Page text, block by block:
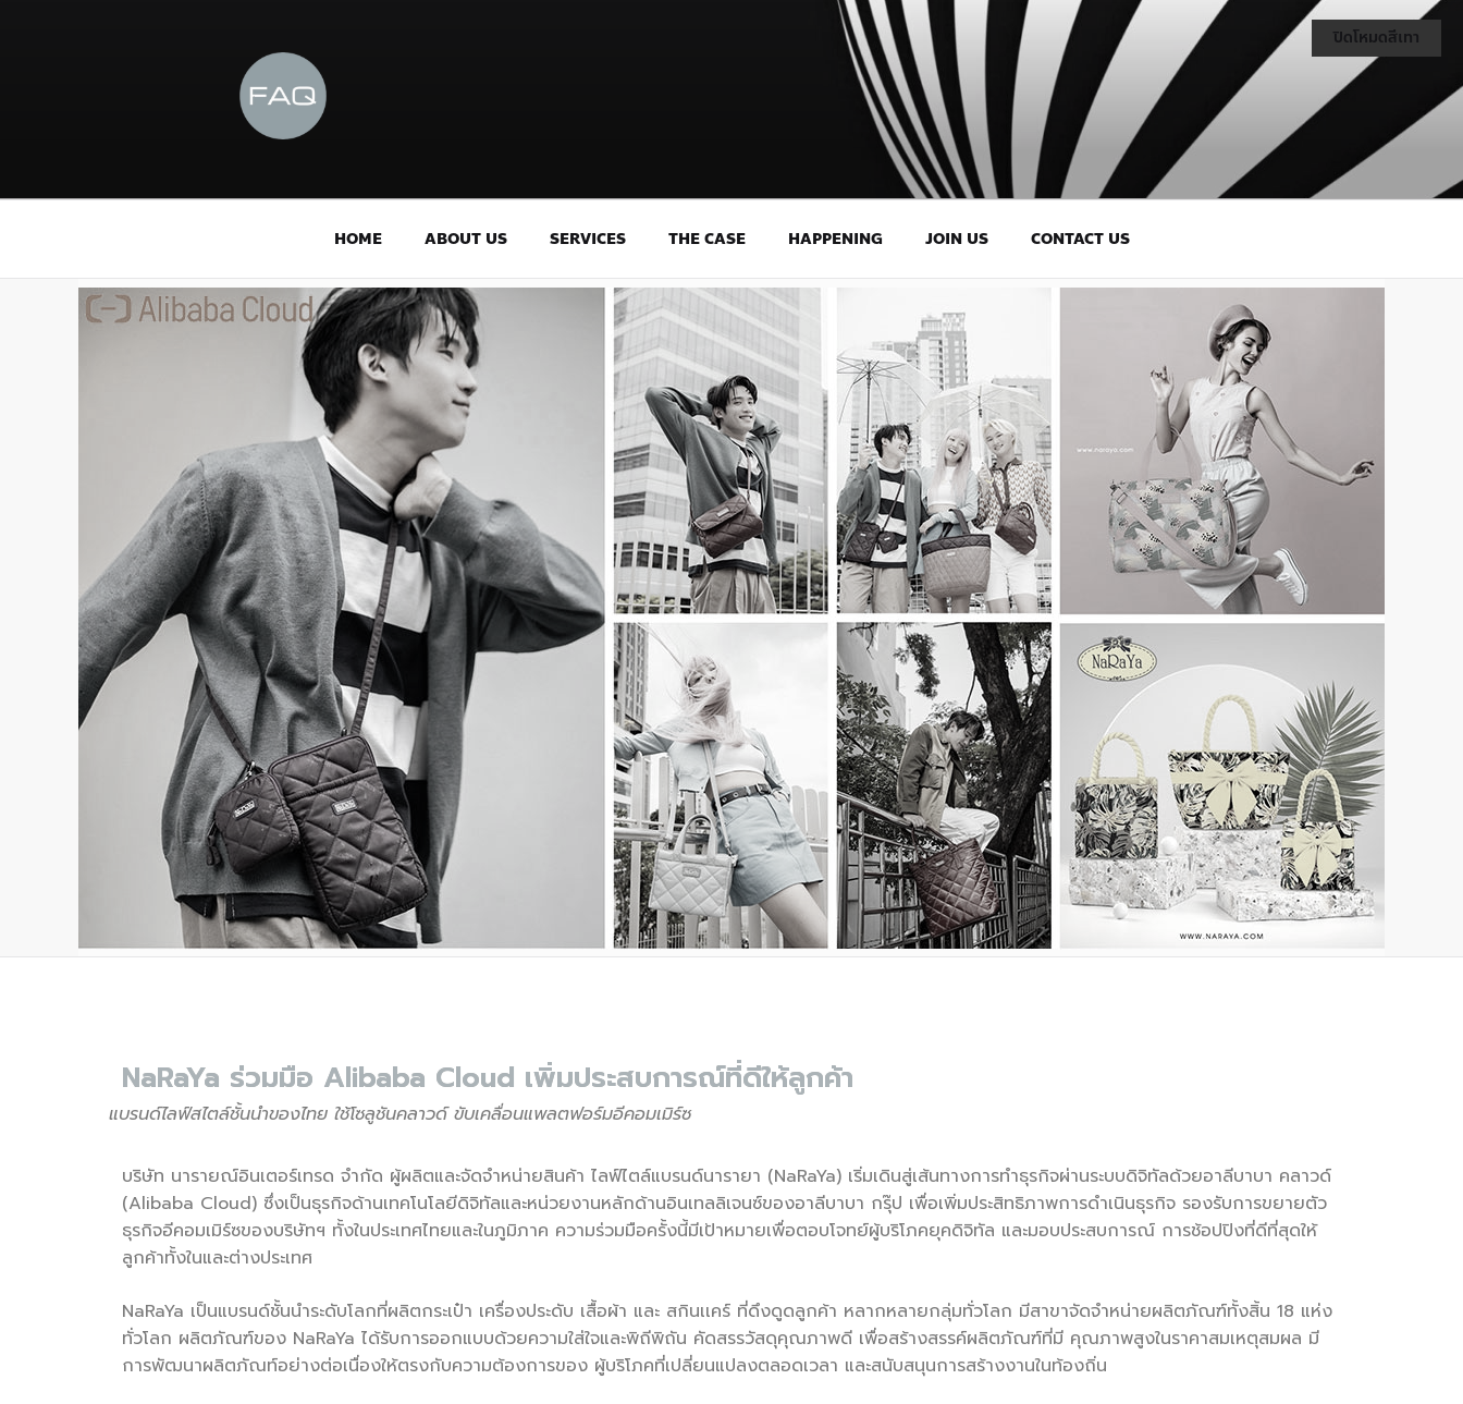
HOME ABOUT US SERVICES THE CASE HAPPENING JOIN US CONTACT US
NaRaYa ร่วมมือ Alibaba Cloud เพิ่มประสบการณ์ที่ดีให้ลูกค้า
แบรนด์ไลฟ์สไตล์ชั้นนำของไทย ใช้โซลูชันคลาวด์ขับเคลื่อนแพลตฟอร์มอีคอมเมิร์ซ
บริษัท นารายณ์อินเตอร์เทรด จำกัด ผู้ผลิตและจัดจำหน่ายสินค้า ไลฟ์ไตล์แบรนด์นารายา (NaRaYa) เริ่มเดินสู่เส้นทางการทำธุรกิจผ่านระบบดิจิทัลด้วยอาลีบาบา คลาวด์
(Alibaba Cloud) ซึ่งเป็นธุรกิจด้านเทคโนโลยีดิจิทัลและหน่วยงานหลักด้านอินเทลลิเจนซ์ของอาลีบาบา กรุ๊ป เพื่อเพิ่มประสิทธิภาพการดำเนินธุรกิจ รองรับการขยายตัว
ธุรกิจอีคอมเมิร์ซของบริษัทฯ ทั้งในประเทศไทยและในภูมิภาค ความร่วมมือครั้งนี้มีเป้าหมายเพื่อตอบโจทย์ผู้บริโภคยุคดิจิทัล และมอบประสบการณ์ การช้อปปิงที่ดีที่สุดให้
ลูกค้าทั้งในและต่างประเทศ
NaRaYa เป็นแบรนด์ชั้นนำระดับโลกที่ผลิตกระเป๋า เครื่องประดับ เสื้อผ้า และ สกินเเคร์ ที่ดึงดูดลูกค้า หลากหลายกลุ่มทั่วโลก มีสาขาจัดจำหน่ายผลิตภัณฑ์ทั้งสิ้น 18 แห่ง
ทั่วโลก ผลิตภัณฑ์ของ NaRaYa ได้รับการออกแบบด้วยความใส่ใจและพิถีพิถัน คัดสรรวัสดุคุณภาพดี เพื่อสร้างสรรค์ผลิตภัณฑ์ที่มี คุณภาพสูงในราคาสมเหตุสมผล มี
การพัฒนาผลิตภัณท์อย่างต่อเนื่องให้ตรงกับความต้องการของ ผู้บริโภคที่เปลี่ยนแปลงตลอดเวลา และสนับสนุนการสร้างงานในท้องถิ่น
ปิดโหมดสีเทา